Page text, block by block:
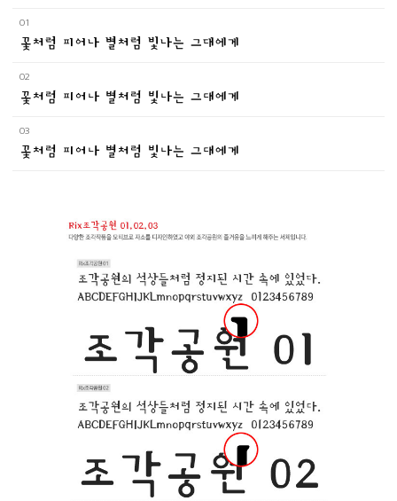
01
꽃처럼 피어나 별처럼 빛나는 그대에게
02
꽃처럼 피어나 별처럼 빛나는 그대에게
03
꽃처럼 피어나 별처럼 빛나는 그대에게